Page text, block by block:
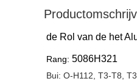
de Rol van de het
Rang: 5086H321
Bui: O-H112, T3-T8,